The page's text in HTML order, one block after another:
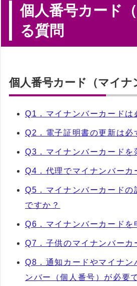
個人番号カード
る質問
個人番号カード（マイ
Q1．マイナンバーカードは
Q2．電子証明書の更新は必
Q3．マイナンバーカードを
Q4．代理でマイナンバーカ
Q5．マイナンバーカード
ですか？
Q6．マイナンバーカードを
Q7．子供のマイナンバーカ
Q8．通知カードやマイナ
ンバー（個人番号）が必要